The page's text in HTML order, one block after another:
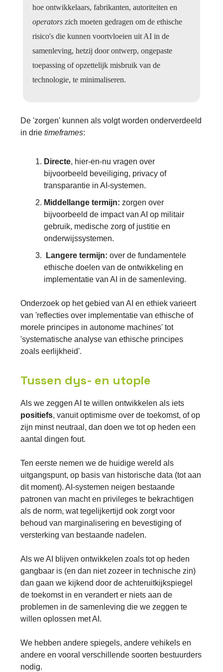
hoe ontwikkelaars, fabrikanten, autoriteiten en
operators zich moeten gedragen om de ethische
risico's die kunnen voortvloeien uit AI in de
samenleving, hetzij door ontwerp, ongepaste
toepassing of opzettelijk misbruik van de
technologie, te minimaliseren.
De 'zorgen' kunnen als volgt worden onderverdeeld
in drie timeframes:
Directe, hier-en-nu vragen over
bijvoorbeeld beveiliging, privacy of
transparantie in AI-systemen.
Middellange termijn: zorgen over
bijvoorbeeld de impact van AI op militair
gebruik, medische zorg of justitie en
onderwijssystemen.
Langere termijn: over de fundamentele
ethische doelen van de ontwikkeling en
implementatie van AI in de samenleving.
Onderzoek op het gebied van AI en ethiek varieert
van 'reflecties over implementatie van ethische of
morele principes in autonome machines' tot
'systematische analyse van ethische principes
zoals eerlijkheid'.
Tussen dys- en utopie
Als we zeggen AI te willen ontwikkelen als iets
positiefs, vanuit optimisme over de toekomst, of op
zijn minst neutraal, dan doen we tot op heden een
aantal dingen fout.
Ten eerste nemen we de huidige wereld als
uitgangspunt, op basis van historische data (tot aan
dit moment). AI-systemen neigen bestaande
patronen van macht en privileges te bekrachtigen
als de norm, wat tegelijkertijd ook zorgt voor
behoud van marginalisering en bevestiging of
versterking van bestaande nadelen.
Als we AI blijven ontwikkelen zoals tot op heden
gangbaar is (en dan niet zozeer in technische zin)
dan gaan we kijkend door de achteruitkijkspiegel
de toekomst in en verandert er niets aan de
problemen in de samenleving die we zeggen te
willen oplossen met AI.
We hebben andere spiegels, andere vehikels en
andere en vooral verschillende soorten bestuurders
nodig.